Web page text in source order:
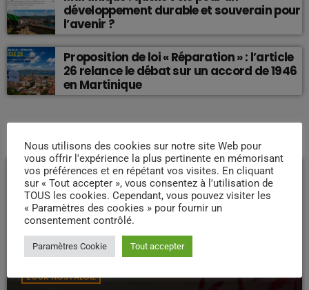
développement durable et souverain pour
l’avenir ?
Proposition de loi « Réparation » : l’article
26 relance le débat sur un accord de 1946
en Martinique
EMISSION EN COURS
ZOUK NOSTALGIE
Nous utilisons des cookies sur notre site Web pour
vous offrir l'expérience la plus pertinente en mémorisant
vos préférences et en répétant vos visites. En cliquant
sur « Tout accepter », vous consentez à l'utilisation de
TOUS les cookies. Cependant, vous pouvez visiter les
« Paramètres des cookies » pour fournir un
consentement contrôlé.
Paramètres Cookie Tout accepter